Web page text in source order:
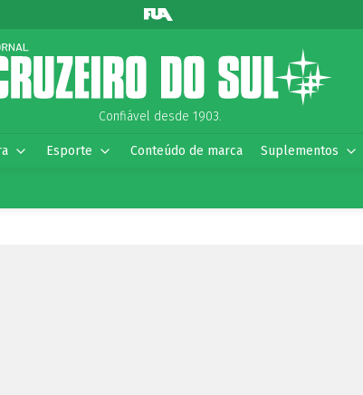
Confiável desde 1903.
Esporte Conteúdo de marca Suplementos